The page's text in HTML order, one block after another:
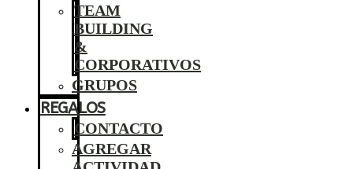
TEAM
BUILDING
&
CORPORATIVOS
GRUPOS
REGALOS
CONTACTO
AGREGAR